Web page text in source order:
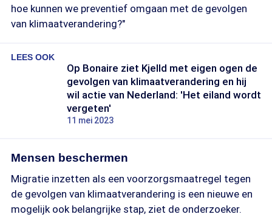
hoe kunnen we preventief omgaan met de gevolgen
van klimaatverandering?"
LEES OOK
Op Bonaire ziet Kjelld met eigen ogen de
gevolgen van klimaatverandering en hij
wil actie van Nederland: 'Het eiland wordt
vergeten'
11 mei 2023
Mensen beschermen
Migratie inzetten als een voorzorgsmaatregel tegen
de gevolgen van klimaatverandering is een nieuwe en
mogelijk ook belangrijke stap, ziet de onderzoeker.